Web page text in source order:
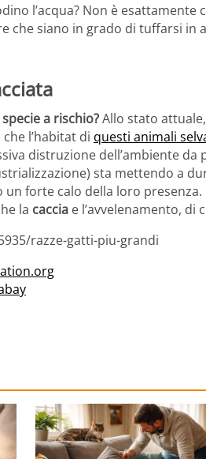
l’acqua? Non è esattamente
che siano in grado di tuffarsi
a rischio?Allo stato
l’habitat di questi animali
distruzione dell’ambiente da
sta mettendo a
forte calo della loro
la caccia e l’avvelenamento, di
razze-gatti-piu-grandi